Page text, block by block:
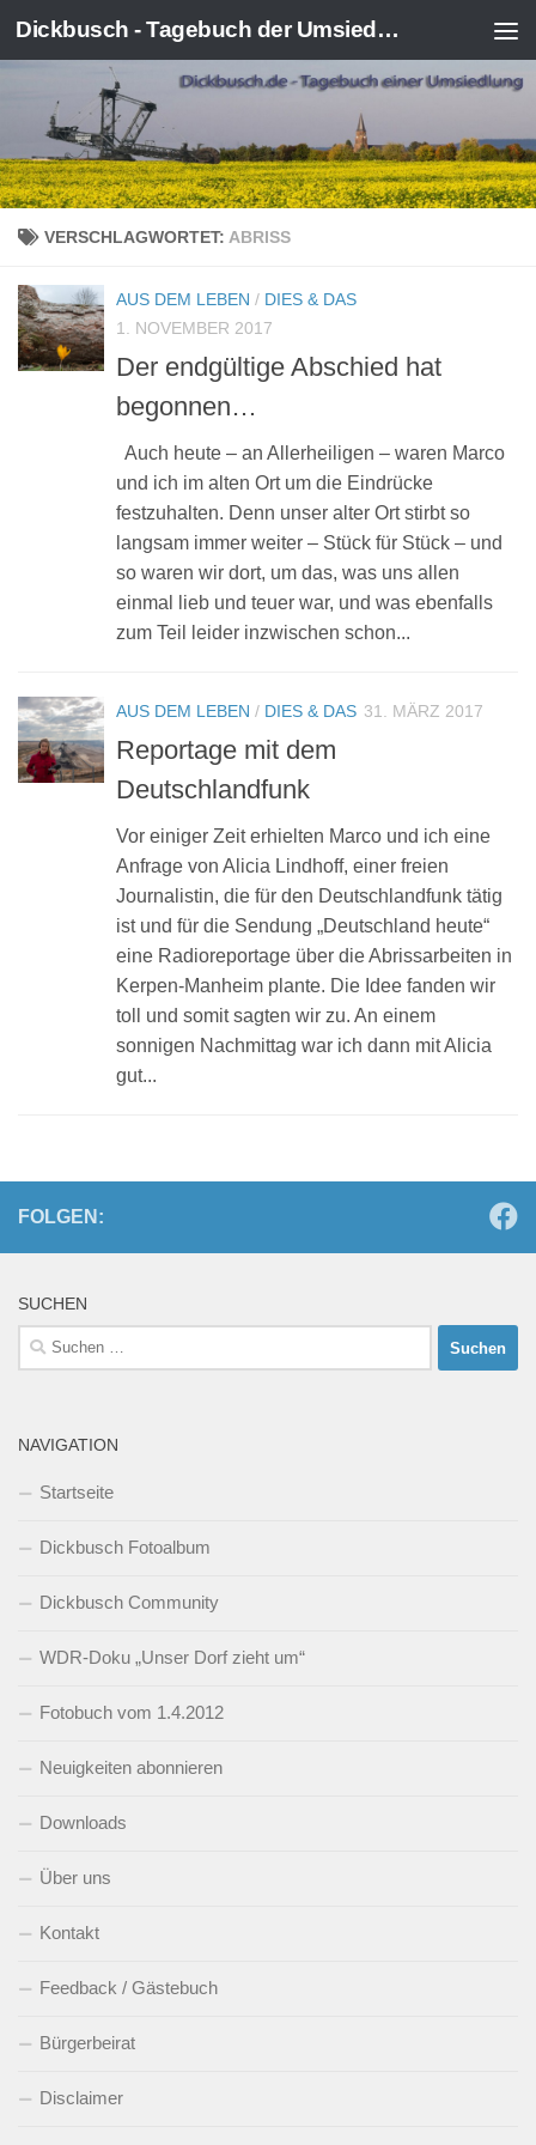
Zum Inhalt springen Dickbusch - Tagebuch der Umsiedlung von Kerpen-Manheim
VERSCHLAGWORTET: ABRISS
AUS DEM LEBEN / DIES & DAS
1. NOVEMBER 2017
Der endgültige Abschied hat
begonnen…
Auch heute – an Allerheiligen – waren Marco
und ich im alten Ort um die Eindrücke
festzuhalten. Denn unser alter Ort stirbt so
langsam immer weiter – Stück für Stück – und
so waren wir dort, um das, was uns allen
einmal lieb und teuer war, und was ebenfalls
zum Teil leider inzwischen schon...
AUS DEM LEBEN / DIES & DAS 31. MÄRZ 2017
Reportage mit dem
Deutschlandfunk
Vor einiger Zeit erhielten Marco und ich eine
Anfrage von Alicia Lindhoff, einer freien
Journalistin, die für den Deutschlandfunk tätig
ist und für die Sendung „Deutschland heute“
eine Radioreportage über die Abrissarbeiten in
Kerpen-Manheim plante. Die Idee fanden wir
toll und somit sagten wir zu. An einem
sonnigen Nachmittag war ich dann mit Alicia
gut...
FOLGEN:
SUCHEN
Suchen
nach:
NAVIGATION
Startseite
Dickbusch Fotoalbum
Dickbusch Community
WDR-Doku „Unser Dorf zieht um“
Fotobuch vom 1.4.2012
Neuigkeiten abonnieren
Downloads
Über uns
Kontakt
Feedback / Gästebuch
Bürgerbeirat
Disclaimer